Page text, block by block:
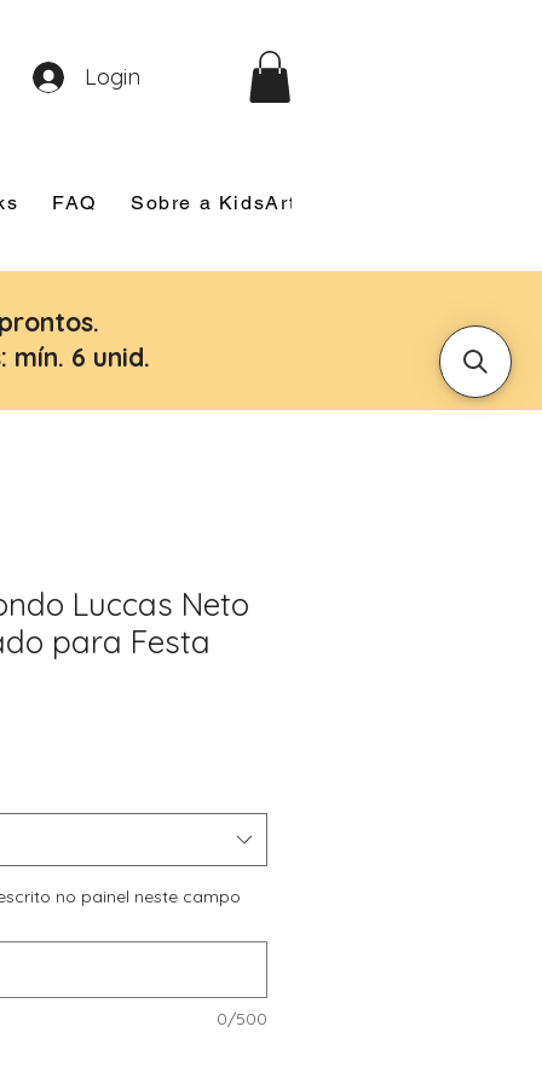
FAQ Sobre a KidsArt
Login
mín. 6 unid.
Luccas Neto
para Festa
no painel neste campo
0/500